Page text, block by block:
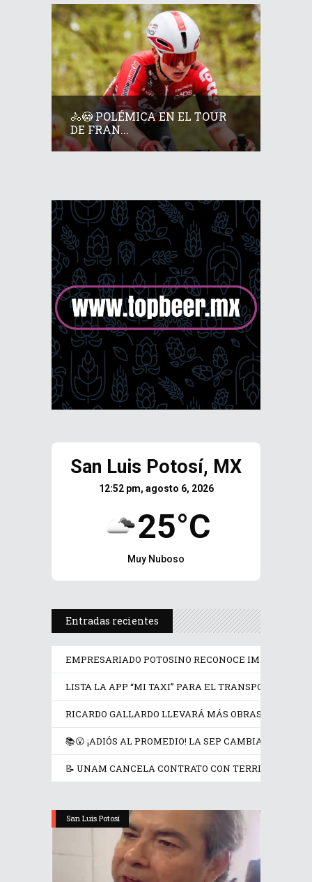
🚴😳 POLÉMICA EN EL TOUR
DE FRAN...
San Luis Potosí, MX
12:52 pm, agosto 6, 2026
25°C
Muy Nuboso
Entradas recientes
EMPRESARIADO POTOSINO RECONOCE IMPULSO
LISTA LA APP “MI TAXI” PARA EL TRANSPORTE
RICARDO GALLARDO LLEVARÁ MÁS OBRAS Y
📚😮 ¡ADIÓS AL PROMEDIO! LA SEP CAMBIA LAS
📝 UNAM CANCELA CONTRATO CON TERRITORIUM
San Luis Potosí